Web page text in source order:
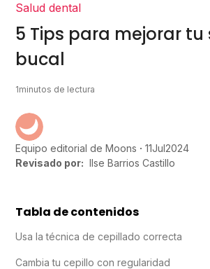
Salud dental
5 Tips para mejorar tu
bucal
1minutos de lectura
Equipo editorial de Moons 11Jul2024
Revisado por: Ilse Barrios Castillo
Tabla de contenidos
Usa la técnica de cepillado correcta
Cambia tu cepillo con regularidad